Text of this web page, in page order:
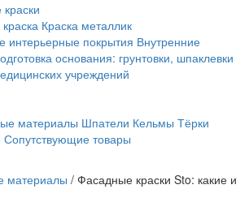
Краска металлик
интерьерные покрытия Внутренние
основания: грунтовки, шпаклевки
учреждений
материалы Шпатели Кельмы Тёрки
Сопутствующие товары
материалы / Фасадные краски Sto: какие и